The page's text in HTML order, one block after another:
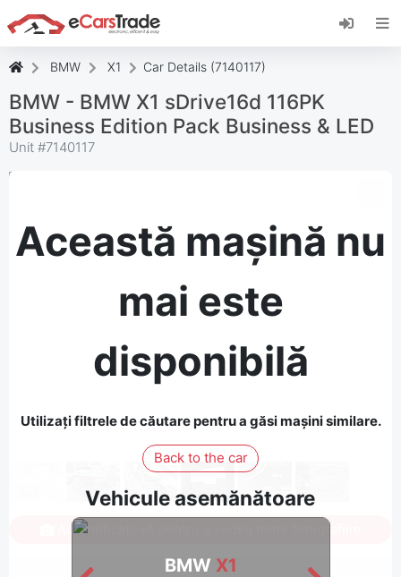
Instalați aplicația web eCarsTrade, adăugați-o
pe ecranul de pornire și primiți actualizări
BMW X1 Car Details (7140117)
BMW - BMW X1 sDrive16d 116PK
Business Edition Pack Business & LED
Unit #7140117
Această mașină nu
mai este
disponibilă
Utilizați filtrele de căutare pentru a găsi mașini similare.
Back to the car
Vehicule asemănătoare
BMW X1
Autentificați-vă pentru a vedea toate fotografiile